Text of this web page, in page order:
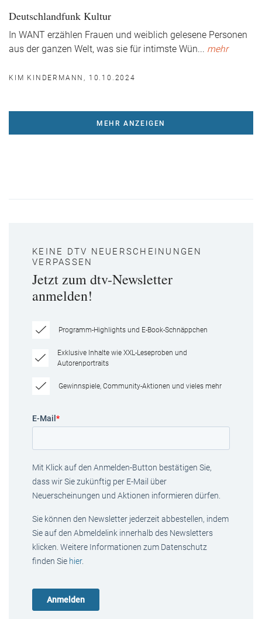
Deutschlandfunk Kultur
In WANT erzählen Frauen und weiblich gelesene Personen
aus der ganzen Welt, was sie für intimste Wün... mehr
KIM KINDERMANN, 10.10.2024
MEHR ANZEIGEN
KEINE DTV NEUERSCHEINUNGEN
VERPASSEN
Jetzt zum dtv-Newsletter
anmelden!
Programm-Highlights und E-Book-Schnäppchen
Exklusive Inhalte wie XXL-Leseproben und
Autorenportraits
Gewinnspiele, Community-Aktionen und vieles mehr
E-Mail *
Mit Klick auf den Anmelden-Button bestätigen Sie,
dass wir Sie zukünftig per E-Mail über
Neuerscheinungen und Aktionen informieren dürfen.
Sie können den Newsletter jederzeit abbestellen, indem
Sie auf den Abmeldelink innerhalb des Newsletters
klicken. Weitere Informationen zum Datenschutz
finden Sie hier.